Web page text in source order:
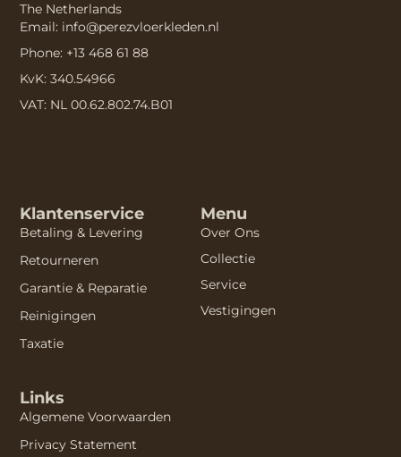
Menu
Over Ons
Collectie
Service
Vestigingen
Klantenservice
Betaling & Levering
Retourneren
Garantie & Reparatie
Reinigingen
Taxatie
Links
Algemene Voorwaarden
Privacy Statement
The Netherlands
Email: info@perezvloerkleden.nl
Phone: +13 468 61 88
KvK: 340.54966
VAT: NL 00.62.802.74.B01